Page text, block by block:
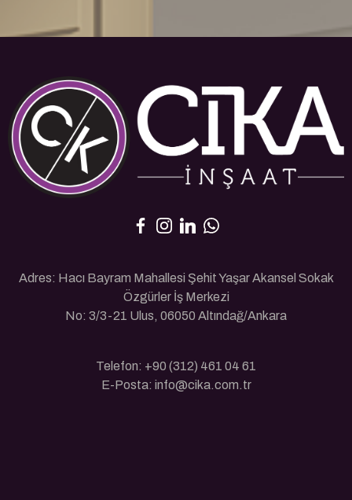
Adres: Hacı Bayram Mahallesi Şehit Yaşar Akansel Sokak
Özgürler İş Merkezi
No: 3/3-21 Ulus, 06050 Altındağ/Ankara
Telefon: +90 (312) 461 04 61
E-Posta: info@cika.com.tr